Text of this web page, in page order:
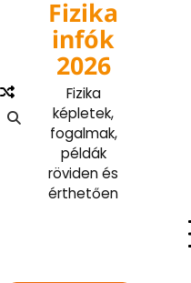
content
Fizika
infók
2026
Fizika
képletek,
fogalmak,
példák
röviden és
érthetően